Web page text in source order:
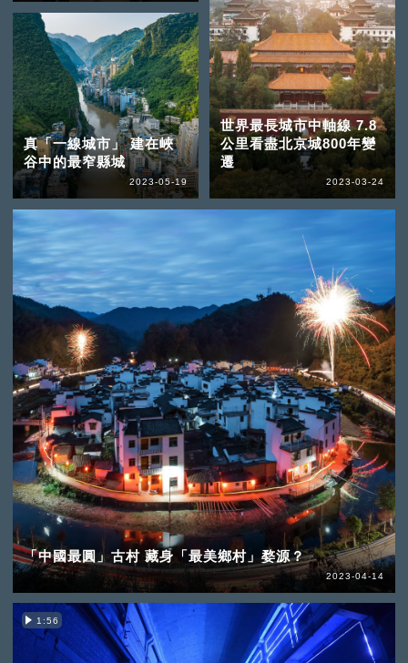
真「一線城市」 建在峽
谷中的最窄縣城
2023-05-19
「中國最圓」古村 藏身「最美鄉村」婺源？
2023-04-14
世界最長城市中軸線 7.8
公里看盡北京城800年變
遷
2023-03-24
1:56